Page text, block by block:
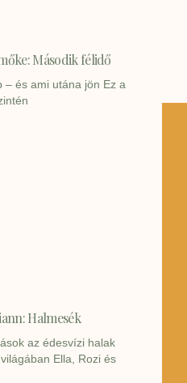
Második félidő
– és ami utána jön Ez a
Halmesék
az édesvízi halak
Ella, Rozi és